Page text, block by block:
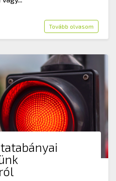
Tovább olvasom